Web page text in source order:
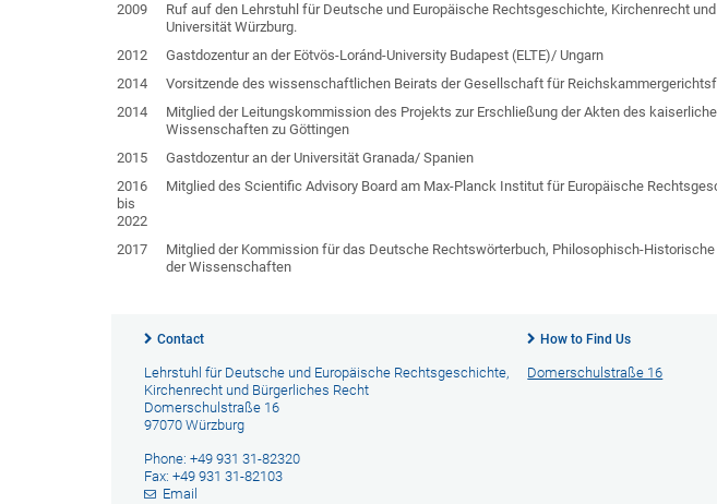
2009
Ruf auf den Lehrstuhl für Deutsche und Europäische Rechtsgeschichte, Kirchenrecht
Universität Würzburg.
2012
Gastdozentur an der Eötvös-Loránd-University Budapest (ELTE)/ Ungarn
2014
Vorsitzende des wissenschaftlichen Beirats der Gesellschaft für
2014
Mitglied der Leitungskommission des Projekts zur Erschließung der Akten des
Wissenschaften zu Göttingen
2015
Gastdozentur an der Universität Granada/ Spanien
2016
bis
2022
Mitglied des Scientific Advisory Board am Max-Planck Institut für Europäische
2017
Mitglied der Kommission für das Deutsche Rechtswörterbuch, Philosophisch-
der Wissenschaften
Contact
Lehrstuhl für Deutsche und Europäische Rechtsgeschichte,
Kirchenrecht und Bürgerliches Recht
Domerschulstraße 16
97070 Würzburg
Phone: +49 931 31-82320
Fax: +49 931 31-82103
Email
How to Find Us
Domerschulstraße 16